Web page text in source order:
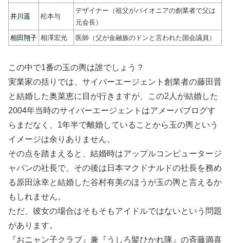
井川遥 松本与
デザイナー（祖父がパイオニアの創業者で父は
元会長）
相田翔子 相澤宏光 医師（父が金融族のドンと言われた国会議員）
この中で1番の玉の輿は誰でしょう？
実業家の括りでは、サイバーエージェント創業者の藤田晋
と結婚した奥菜恵に目が行きますが、この2人が結婚した
2004年当時のサイバーエージェントはアメーバブログす
らまだなく、1年半で離婚していることから玉の輿という
イメージは余りありません。
その点を踏まえると、結婚時はアップルコンピュータージ
ャパンの社長で、その後は日本マクドナルドの社長を務め
る原田泳幸と結婚した谷村有美のほうが玉の輿と言えるか
もしれません。
ただ、彼女の場合はそもそもアイドルではないという問題
があります。
『おニャン子クラブ』兼『うしろ髪ひかれ隊』の斉藤満喜